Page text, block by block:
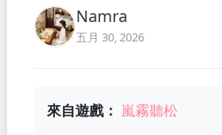
Namra
五月 30, 2026
來自遊戲： 嵐霧聽松